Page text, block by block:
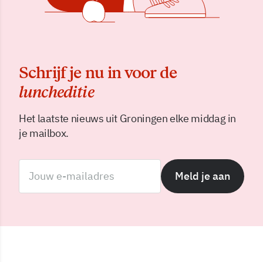
Schrijf je nu in voor de
luncheditie
Het laatste nieuws uit Groningen elke middag in
je mailbox.
Meld je aan